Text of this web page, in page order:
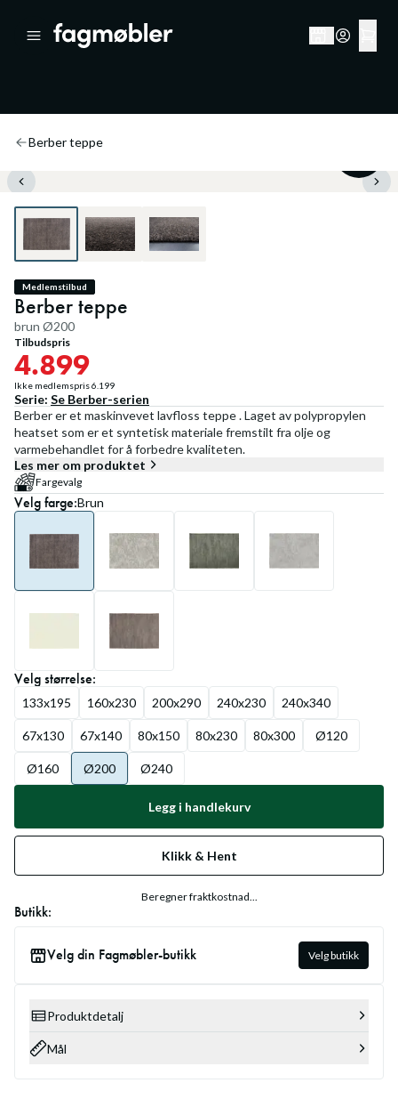
Berber teppe
Medlemstilbud
Berber teppe
brun Ø200
Tilbudspris
4.899
Ikke medlemspris6.199
Serie: Se Berber-serien
Berber er et maskinvevet lavfloss teppe . Laget av polypropylen
heatset som er et syntetisk materiale fremstilt fra olje og
varmebehandlet for å forbedre kvaliteten.
Les mer om produktet
Fargevalg
Velgfarge:Brun
Velgstørrelse:
133x195 160x230 200x290 240x230 240x340
67x130 67x140 80x150 80x230 80x300 Ø120
Ø160 Ø200 Ø240
Legg i handlekurv
Klikk & Hent
Beregner fraktkostnad...
Butikk:
Velg din Fagmøbler-butikk Velg butikk
Produktdetalj
Mål